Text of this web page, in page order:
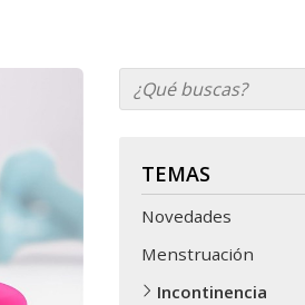
TEMAS
Novedades
Menstruación
Incontinencia